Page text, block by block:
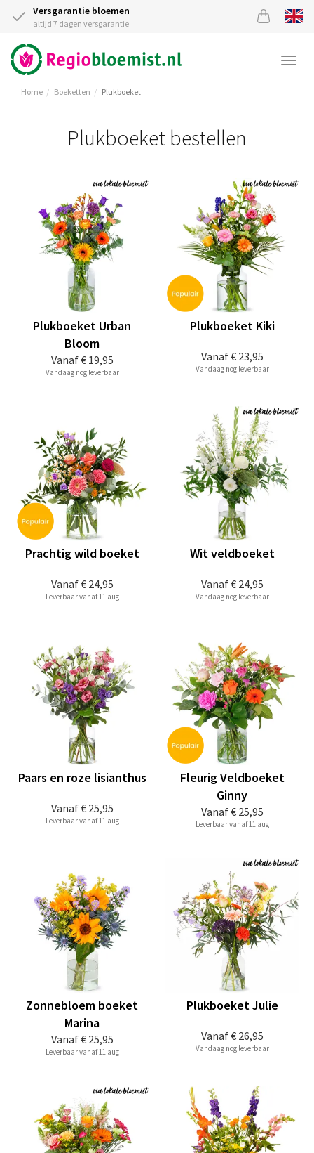
Versgarantie bloemen
altijd 7 dagen versgarantie
Home Boeketten Plukboeket
Plukboeket bestellen
Vanaf€ 19,95
Plukboeket Urban
Bloom
Vandaag nog leverbaar
Vanaf€ 23,95
Plukboeket Kiki
Vandaag nog leverbaar
Vanaf€ 24,95
Prachtig wild boeket
Leverbaar vanaf 11 aug
Vanaf€ 24,95
Wit veldboeket
Vandaag nog leverbaar
Vanaf€ 25,95
Paars en roze lisianthus
Leverbaar vanaf 11 aug
Vanaf€ 25,95
Fleurig Veldboeket
Ginny
Leverbaar vanaf 11 aug
Vanaf€ 25,95
Zonnebloem boeket
Marina
Leverbaar vanaf 11 aug
Vanaf€ 26,95
Plukboeket Julie
Vandaag nog leverbaar